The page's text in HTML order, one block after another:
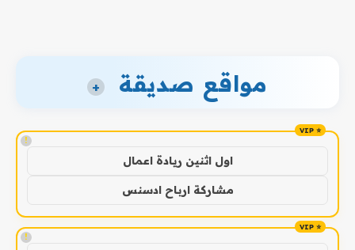
مواقع صديقة +
!
اول اثنين ريادة اعمال
مشاركة ارباح ادسنس
!